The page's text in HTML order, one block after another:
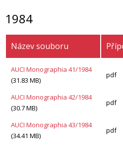
1984
Název souboru
AUCI Monographia 41/1984
(31.83 MB)
pdf
AUCI Monographia 42/1984
(30.7 MB)
pdf
AUCI Monographia 43/1984
(34.41 MB)
pdf